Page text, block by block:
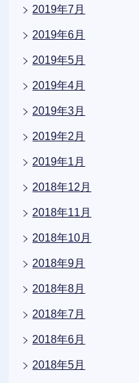
2019年7月
2019年6月
2019年5月
2019年4月
2019年3月
2019年2月
2019年1月
2018年12月
2018年11月
2018年10月
2018年9月
2018年8月
2018年7月
2018年6月
2018年5月